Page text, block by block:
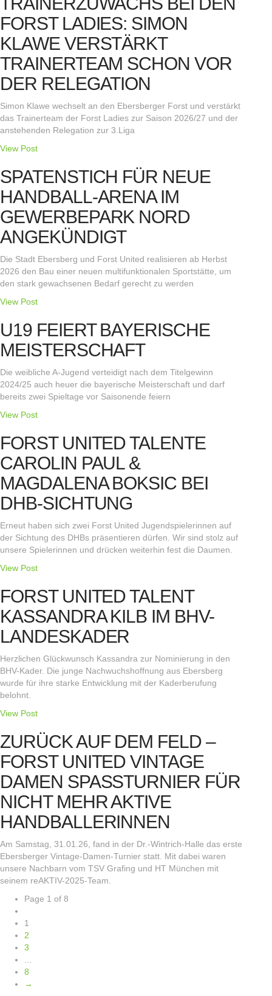
FORST LADIES: SIMON
KLAWE VERSTÄRKT
TRAINERTEAM SCHON VOR
DER RELEGATION
Simon Klawe wechselt an den Ebersberger Forst und verstärkt
das Trainerteam der Forst Ladies zur Saison 2026/27 und der
anstehenden Relegation zur 3.Liga
View Post
SPATENSTICH FÜR NEUE
HANDBALL-ARENA IM
GEWERBEPARK NORD
ANGEKÜNDIGT
Die Stadt Ebersberg und Forst United realisieren ab Herbst
2026 den Bau einer neuen multifunktionalen Sportstätte, um
den stark gewachsenen Bedarf gerecht zu werden
View Post
U19 FEIERT BAYERISCHE
MEISTERSCHAFT
Die weibliche A-Jugend verteidigt nach dem Titelgewinn
2024/25 auch heuer die bayerische Meisterschaft und darf
bereits zwei Spieltage vor Saisonende feiern
View Post
FORST UNITED TALENTE
CAROLIN PAUL &
MAGDALENA BOKSIC BEI
DHB-SICHTUNG
Erneut haben sich zwei Forst United Jugendspielerinnen auf
der Sichtung des DHBs präsentieren dürfen. Wir sind stolz auf
unsere Spielerinnen und drücken weiterhin fest die Daumen.
View Post
FORST UNITED TALENT
KASSANDRA KILB IM BHV-
LANDESKADER
Herzlichen Glückwunsch Kassandra zur Nominierung in den
BHV-Kader. Die junge Nachwuchshoffnung aus Ebersberg
wurde für ihre starke Entwicklung mit der Kaderberufung
belohnt.
View Post
ZURÜCK AUF DEM FELD –
FORST UNITED VINTAGE
DAMEN SPASSTURNIER FÜR N
ICHT MEHR AKTIVE H
ANDBALLERINNEN
Am Samstag, 31.01.26, fand in der Dr.-Wintrich-Halle das erste
Ebersberger Vintage-Damen-Turnier statt. Mit dabei waren
unsere Nachbarn vom TSV Grafing und HT München mit
seinem reAKTIV-2025-Team.
Page 1 of 8
1
2
3
8
→